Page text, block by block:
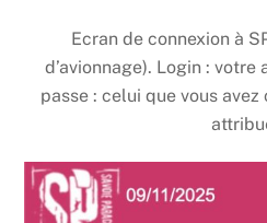
Ecran de connexion à
d’avionnage). Login :
passe : celui que vous